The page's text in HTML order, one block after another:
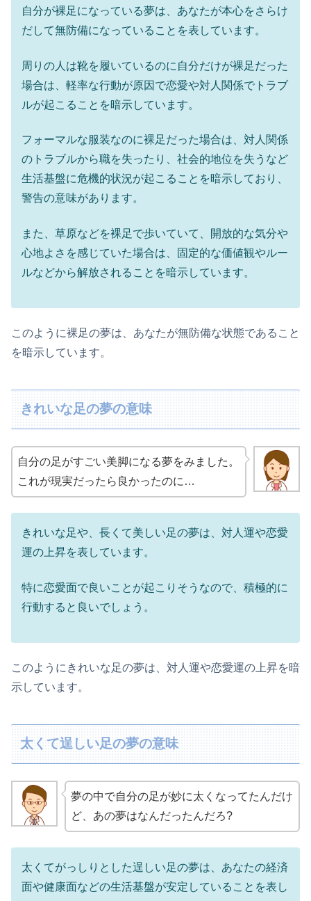
自分が裸足になっている夢は、あなたが本心をさらけ
だして無防備になっていることを表しています。
周りの人は靴を履いているのに自分だけが裸足だった
場合は、軽率な行動が原因で恋愛や対人関係でトラブ
ルが起こることを暗示しています。
フォーマルな服装なのに裸足だった場合は、対人関係
のトラブルから職を失ったり、社会的地位を失うなど
生活基盤に危機的状況が起こることを暗示しており、
警告の意味があります。
また、草原などを裸足で歩いていて、開放的な気分や
心地よさを感じていた場合は、固定的な価値観やルー
ルなどから解放されることを暗示しています。
このように裸足の夢は、あなたが無防備な状態であること
を暗示しています。
きれいな足の夢の意味
自分の足がすごい美脚になる夢をみました。
これが現実だったら良かったのに…
きれいな足や、長くて美しい足の夢は、対人運や恋愛
運の上昇を表しています。
特に恋愛面で良いことが起こりそうなので、積極的に
行動すると良いでしょう。
このようにきれいな足の夢は、対人運や恋愛運の上昇を暗
示しています。
太くて逞しい足の夢の意味
夢の中で自分の足が妙に太くなってたんだけ
ど、あの夢はなんだったんだろ?
太くてがっしりとした逞しい足の夢は、あなたの経済
面や健康面などの生活基盤が安定していることを表し